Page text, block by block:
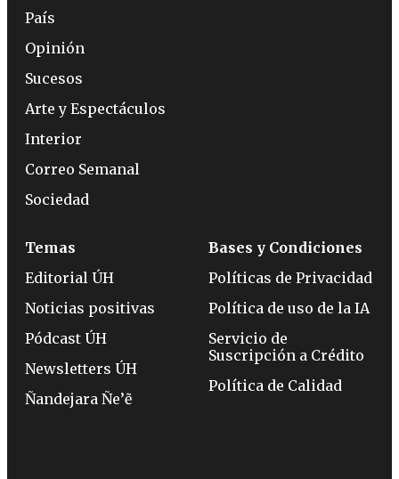
País
Opinión
Sucesos
Arte y Espectáculos
Interior
Correo Semanal
Sociedad
Temas
Editorial ÚH
Noticias positivas
Pódcast ÚH
Newsletters ÚH
Ñandejara Ñe’ẽ
Bases y Condiciones
Políticas de Privacidad
Política de uso de la IA
Servicio de
Suscripción a Crédito
Política de Calidad